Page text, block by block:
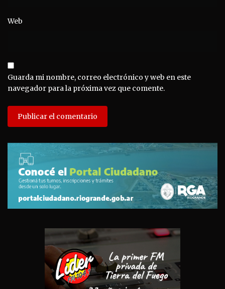
Web
Guarda mi nombre, correo electrónico y web en este
navegador para la próxima vez que comente.